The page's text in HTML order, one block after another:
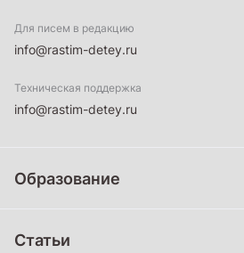
Для писем в редакцию
info@rastim-detey.ru
Техническая поддержка
info@rastim-detey.ru
Образование
Статьи